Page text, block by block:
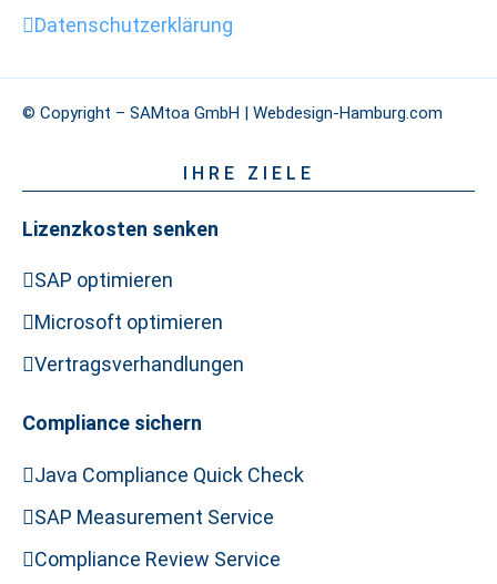
Datenschutzerklärung
© Copyright – SAMtoa GmbH | Webdesign-Hamburg.com
IHRE ZIELE
Lizenzkosten senken
SAP optimieren
Microsoft optimieren
Vertragsverhandlungen
Compliance sichern
Java Compliance Quick Check
SAP Measurement Service
Compliance Review Service